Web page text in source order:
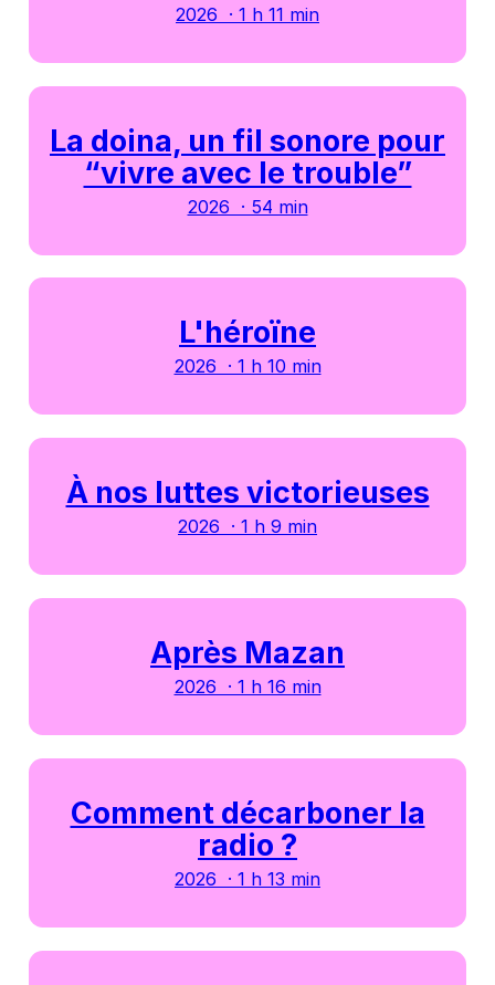
2026 · 1 h 11 min
La doina, un fil sonore pour
“vivre avec le trouble”
2026 · 54 min
L'héroïne
2026 · 1 h 10 min
À nos luttes victorieuses
2026 · 1 h 9 min
Après Mazan
2026 · 1 h 16 min
Comment décarboner la
radio ?
2026 · 1 h 13 min